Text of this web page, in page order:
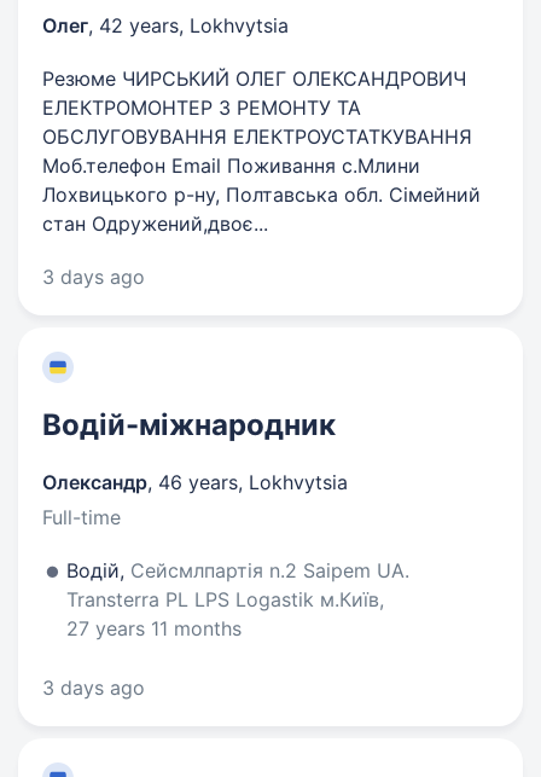
Олег, 42 years, Lokhvytsia
Резюме ЧИРСЬКИЙ ОЛЕГ ОЛЕКСАНДРОВИЧ
ЕЛЕКТРОМОНТЕР З РЕМОНТУ ТА
ОБСЛУГОВУВАННЯ ЕЛЕКТРОУСТАТКУВАННЯ
Моб.телефон Email Поживання с.Млини
Лохвицького р-ну, Полтавська обл. Сімейний
стан Одружений,двоє...
3 days ago
Водій-міжнародник
Олександр, 46 years, Lokhvytsia
Full-time
Водій, Сейсмлпартія n.2 Saipem UA.
Transterra PL LPS Logastik м.Київ,
27 years 11 months
3 days ago